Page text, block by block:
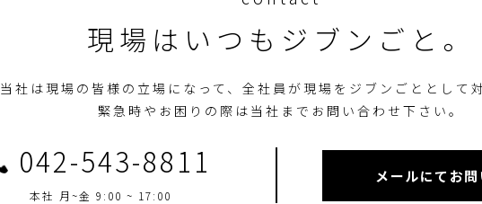
現場はいつも ジブンごと。
当社は現場の皆様の立場になって、全社員が現場をジブンごととして
緊急時やお困りの際は当社までお問い合わせ下さい。
042-543-8811
本社 月~金 9:00 ~ 17:00
メールにてお